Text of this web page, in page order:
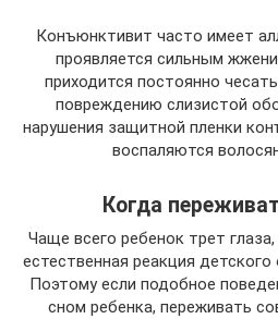
Конъюнктивит часто имеет
проявляется сильным
приходится постоянно
повреждению слизистой
нарушения защитной пленки
воспаляются
Когда
Чаще всего ребенок трет
естественная реакция детского
Поэтому если подобное
сном ребенка, переживать